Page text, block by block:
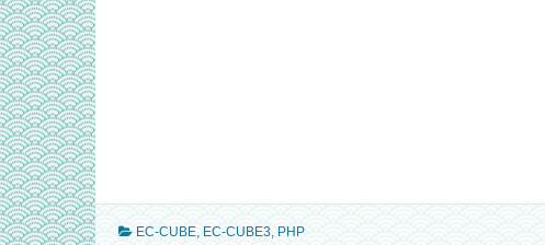
EC-CUBE,EC-CUBE3,PHP